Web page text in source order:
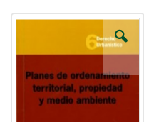
Skip
end
images
Skip
beginning
images